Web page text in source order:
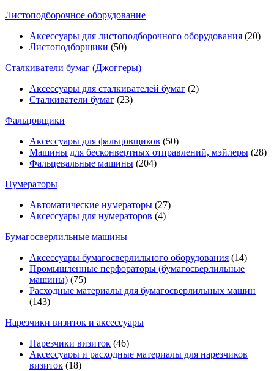
Листоподборочное оборудование
Аксессуары для листоподборочного оборудования (20)
Листоподборщики (50)
Сталкиватели бумаг (Джоггеры)
Аксессуары для сталкивателей бумаг (2)
Сталкиватели бумаг (23)
Фальцовщики
Аксессуары для фальцовщиков (50)
Машины для бесконвертных отправлений, мэйлеры (28)
Фальцевальные машины (204)
Нумераторы
Автоматические нумераторы (27)
Аксессуары для нумераторов (4)
Бумагосверлильные машины
Аксессуары бумагосверлильного оборудования (14)
Промышленные перфораторы (бумагосверлильные
машины) (75)
Расходные материалы для бумагосверлильных машин
(143)
Нарезчики визиток и аксессуары
Нарезчики визиток (46)
Аксессуары и расходные материалы для нарезчиков
визиток (18)